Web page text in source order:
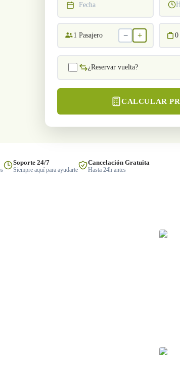
Fecha
1 Pasajero − + 0
¿Reservar vuelta?
CALCULAR
Soporte 24/7
Siempre aquí para ayudarte
Cancelación Gratuita
Hasta 24h antes